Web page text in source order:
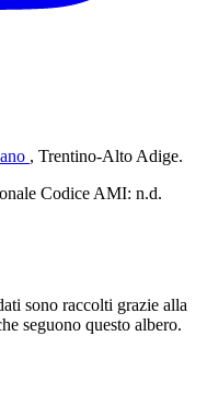
, Trentino-Alto Adige.
Codice AMI: n.d.
sono raccolti grazie alla
seguono questo albero.